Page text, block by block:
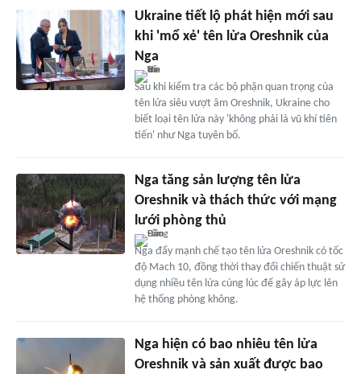
Ukraine tiết lộ phát hiện mới sau
khi 'mổ xẻ' tên lửa Oreshnik của
Nga
Sau khi kiểm tra các bộ phận quan trọng của
tên lửa siêu vượt âm Oreshnik, Ukraine cho
biết loại tên lửa này 'không phải là vũ khí tiên
tiến' như Nga tuyên bố.
Nga tăng sản lượng tên lửa
Oreshnik và thách thức với mạng
lưới phòng thủ
Nga đẩy mạnh chế tạo tên lửa Oreshnik có tốc
độ Mach 10, đồng thời thay đổi chiến thuật sử
dụng nhiều tên lửa cùng lúc để gây áp lực lên
hệ thống phòng không.
Nga hiện có bao nhiêu tên lửa
Oreshnik và sản xuất được bao